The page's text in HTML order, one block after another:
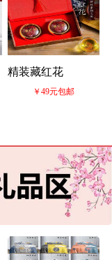
精装藏红花
￥49元包邮